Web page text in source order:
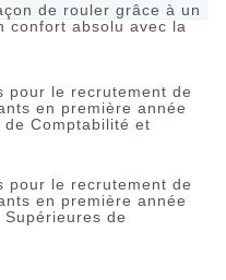
de rouler grâce à un
confort absolu avec la
pour le recrutement de
en première année
de Comptabilité et
pour le recrutement de
en première année
Supérieures de